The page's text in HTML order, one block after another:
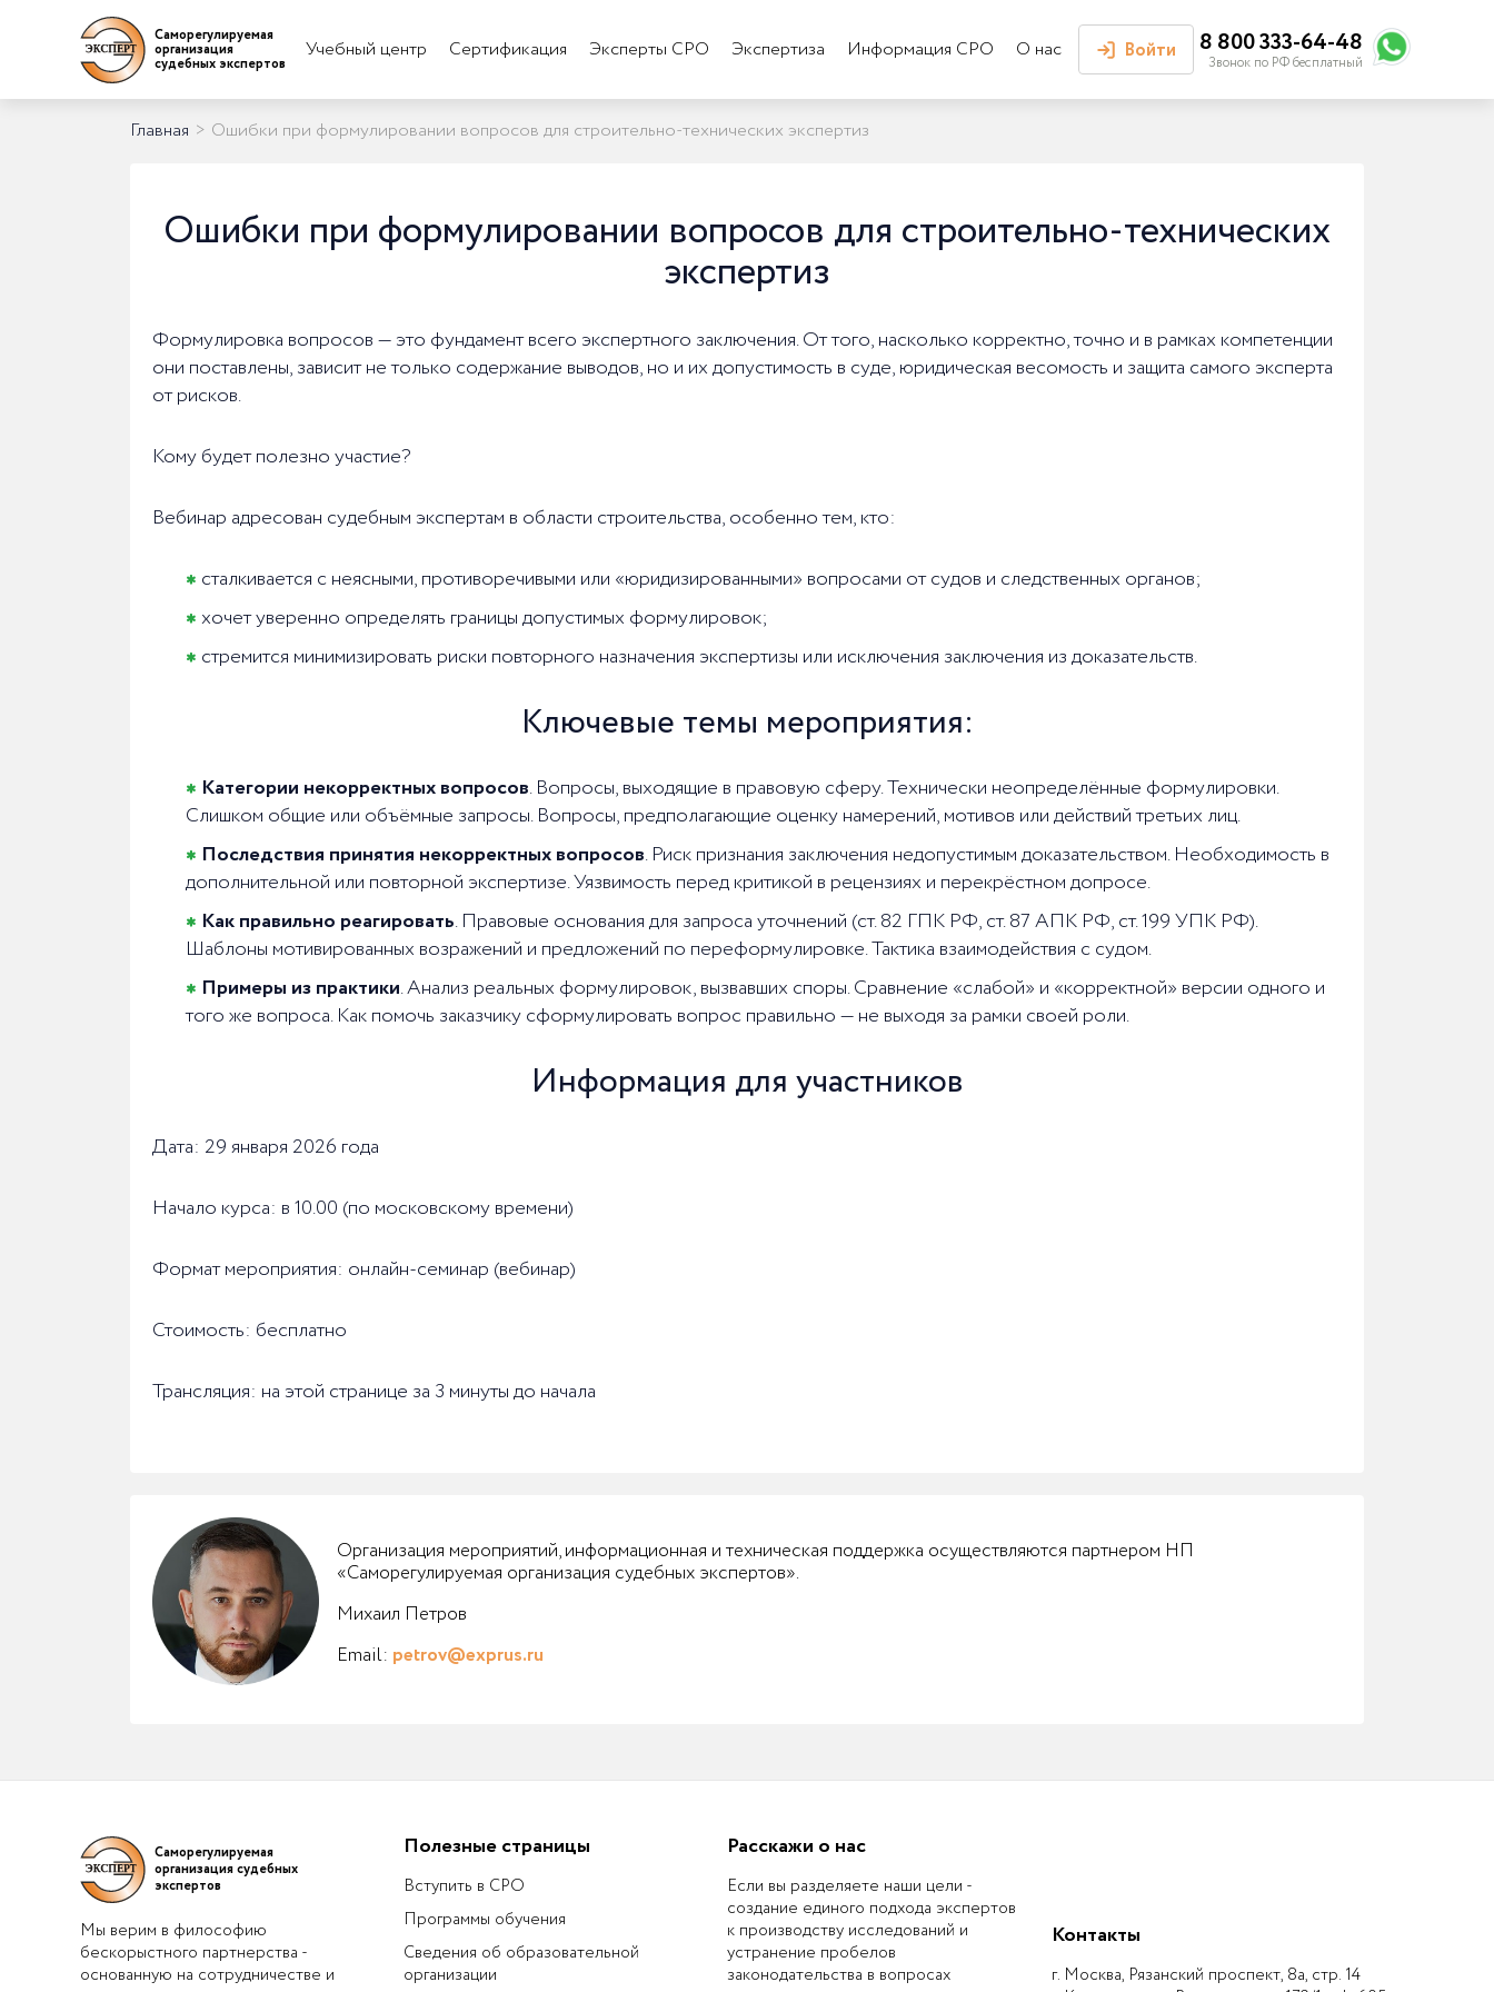
Саморегулируемая
организация
судебных экспертов
Учебный центр Сертификация Эксперты СРО Экспертиза Информация СРО О нас Войти 8 800 333-64-48
Звонок по РФ бесплатный
Главная > Ошибки при формулировании вопросов для строительно-технических экспертиз
Ошибки при формулировании вопросов для строительно-технических
экспертиз
Формулировка вопросов — это фундамент всего экспертного заключения. От того, насколько корректно, точно и в рамках компетенции
они поставлены, зависит не только содержание выводов, но и их допустимость в суде, юридическая весомость и защита самого эксперта
от рисков.
Кому будет полезно участие?
Вебинар адресован судебным экспертам в области строительства, особенно тем, кто:
сталкивается с неясными, противоречивыми или «юридизированными» вопросами от судов и следственных органов;
хочет уверенно определять границы допустимых формулировок;
стремится минимизировать риски повторного назначения экспертизы или исключения заключения из доказательств.
Ключевые темы мероприятия:
Категории некорректных вопросов. Вопросы, выходящие в правовую сферу. Технически неопределённые формулировки.
Слишком общие или объёмные запросы. Вопросы, предполагающие оценку намерений, мотивов или действий третьих лиц.
Последствия принятия некорректных вопросов. Риск признания заключения недопустимым доказательством. Необходимость в
дополнительной или повторной экспертизе. Уязвимость перед критикой в рецензиях и перекрёстном допросе.
Как правильно реагировать. Правовые основания для запроса уточнений (ст. 82 ГПК РФ, ст. 87 АПК РФ, ст. 199 УПК РФ).
Шаблоны мотивированных возражений и предложений по переформулировке. Тактика взаимодействия с судом.
Примеры из практики. Анализ реальных формулировок, вызвавших споры. Сравнение «слабой» и «корректной» версии одного и
того же вопроса. Как помочь заказчику сформулировать вопрос правильно — не выходя за рамки своей роли.
Информация для участников
Дата: 29 января 2026 года
Начало курса: в 10.00 (по московскому времени)
Формат мероприятия: онлайн-семинар (вебинар)
Стоимость: бесплатно
Трансляция: на этой странице за 3 минуты до начала
Организация мероприятий, информационная и техническая поддержка осуществляются партнером НП
«Саморегулируемая организация судебных экспертов».
Михаил Петров
Email: petrov@exprus.ru
Саморегулируемая
организация судебных
экспертов
Мы верим в философию
бескорыстного партнерства -
основанную на сотрудничестве и
Полезные страницы
Вступить в СРО
Программы обучения
Сведения об образовательной
организации
Расскажи о нас
Если вы разделяете наши цели -
создание единого подхода экспертов
к производству исследований и
устранение пробелов
законодательства в вопросах
Контакты
г. Москва, Рязанский проспект, 8а, стр. 14